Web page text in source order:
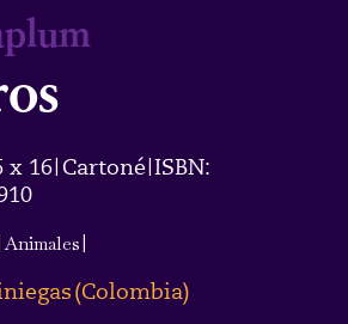
x 16 Cartoné ISBN:
Animales
(Colombia)